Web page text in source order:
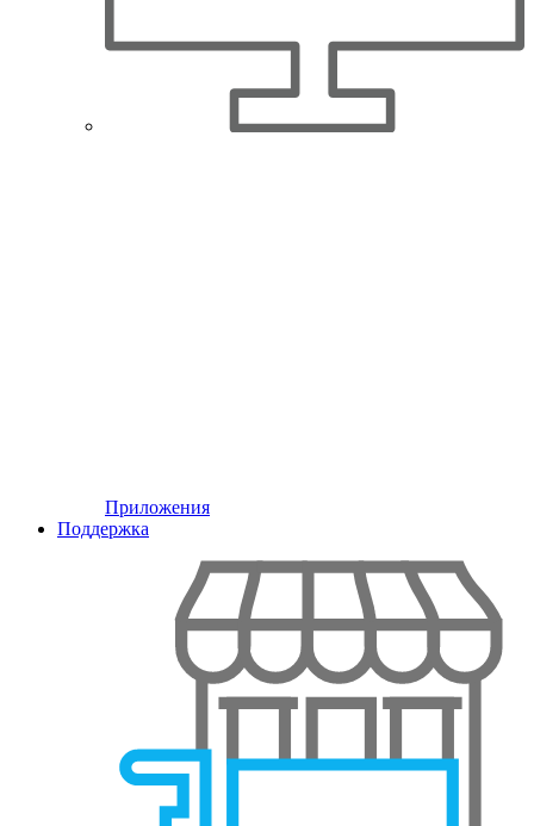
Приложения
Поддержка